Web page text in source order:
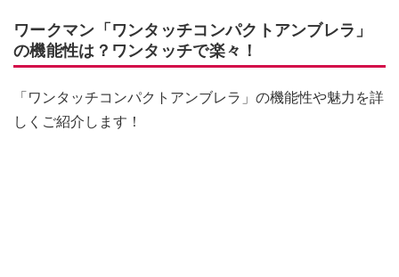
ワークマン「ワンタッチコンパクトアンブレラ」
の機能性は？ワンタッチで楽々！
「ワンタッチコンパクトアンブレラ」の機能性や魅力を詳
しくご紹介します！